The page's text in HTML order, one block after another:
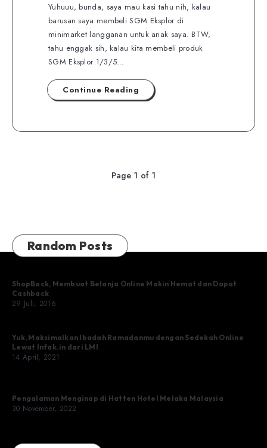
Yuhuuu, bunda, saya mau kasi tahu nih, kalau
barusan saya membeli SGM Eksplor di
minimarket langganan untuk anak saya. BTW,
tahu enggak sih, kalau kita membeli produk
SGM Eksplor 1/3/5…
Continue Reading
Page 1 of 1
Random Posts
ShopBack, Membuat Belanja Online Makin Hemat dan Dapat
Cashback
29 Juli, 2016
Yuk, Maksimalkan Ibadah Ramadanmu dengan Sedekah Online
Lewat Infak.in dari LMI
14 April, 2021
Pengalaman Menginap di Hatten Hotel Melaka Malaysia
30 November, 2022